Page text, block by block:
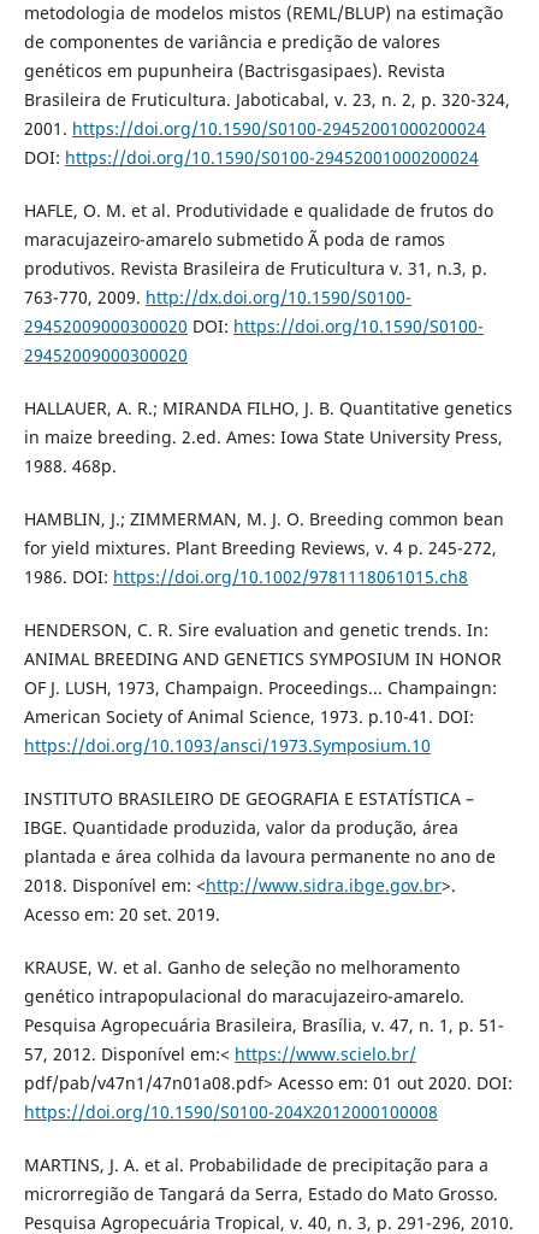
metodologia de modelos mistos (REML/BLUP) na estimação
de componentes de variância e predição de valores
genéticos em pupunheira (Bactrisgasipaes). Revista
Brasileira de Fruticultura. Jaboticabal, v. 23, n. 2, p. 320-324,
2001. https://doi.org/10.1590/S0100-29452001000200024
DOI: https://doi.org/10.1590/S0100-29452001000200024
HAFLE, O. M. et al. Produtividade e qualidade de frutos do
maracujazeiro-amarelo submetido Ã poda de ramos
produtivos. Revista Brasileira de Fruticultura v. 31, n.3, p.
763-770, 2009. http://dx.doi.org/10.1590/S0100-
29452009000300020 DOI: https://doi.org/10.1590/S0100-
29452009000300020
HALLAUER, A. R.; MIRANDA FILHO, J. B. Quantitative genetics
in maize breeding. 2.ed. Ames: Iowa State University Press,
1988. 468p.
HAMBLIN, J.; ZIMMERMAN, M. J. O. Breeding common bean
for yield mixtures. Plant Breeding Reviews, v. 4 p. 245-272,
1986. DOI: https://doi.org/10.1002/9781118061015.ch8
HENDERSON, C. R. Sire evaluation and genetic trends. In:
ANIMAL BREEDING AND GENETICS SYMPOSIUM IN HONOR
OF J. LUSH, 1973, Champaign. Proceedings... Champaingn:
American Society of Animal Science, 1973. p.10-41. DOI:
https://doi.org/10.1093/ansci/1973.Symposium.10
INSTITUTO BRASILEIRO DE GEOGRAFIA E ESTATÍSTICA –
IBGE. Quantidade produzida, valor da produção, área
plantada e área colhida da lavoura permanente no ano de
2018. Disponível em: <http://www.sidra.ibge.gov.br>.
Acesso em: 20 set. 2019.
KRAUSE, W. et al. Ganho de seleção no melhoramento
genético intrapopulacional do maracujazeiro-amarelo.
Pesquisa Agropecuária Brasileira, Brasília, v. 47, n. 1, p. 51-
57, 2012. Disponível em:< https://www.scielo.br/
pdf/pab/v47n1/47n01a08.pdf> Acesso em: 01 out 2020. DOI:
https://doi.org/10.1590/S0100-204X2012000100008
MARTINS, J. A. et al. Probabilidade de precipitação para a
microrregião de Tangará da Serra, Estado do Mato Grosso.
Pesquisa Agropecuária Tropical, v. 40, n. 3, p. 291-296, 2010.